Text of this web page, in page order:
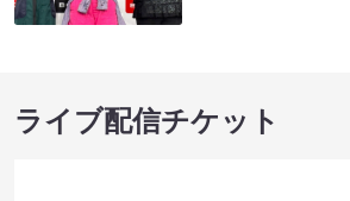
ライブ配信チケット